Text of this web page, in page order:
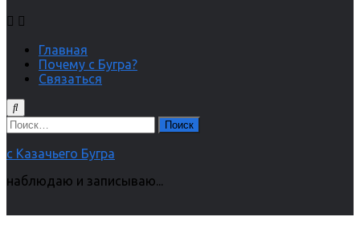
Главная
Почему с Бугра?
Связаться
Найти:
с Казачьего Бугра
наблюдаю и записываю...